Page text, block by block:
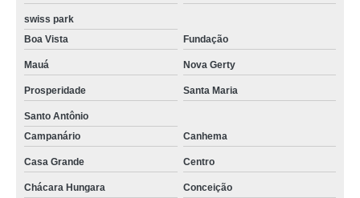
swiss park
Boa Vista
Fundação
Mauá Nova Gerty
Prosperidade Santa Maria
Santo Antônio
Campanário
Canhema
Casa Grande Centro
Chácara Hungara Conceição